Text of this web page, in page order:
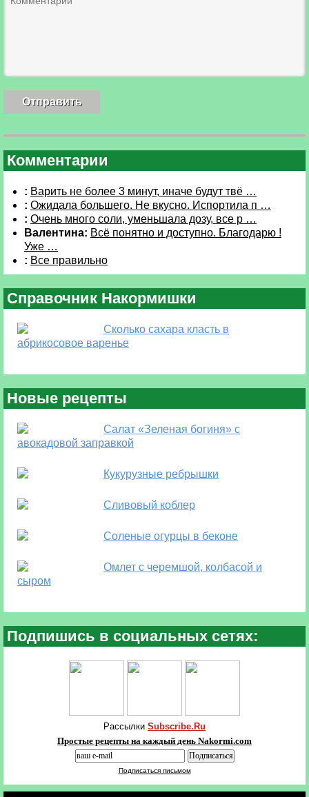
Комментарии
: Варить не более 3 минут, иначе будут твё …
: Ожидала большего. Не вкусно. Испортила п …
: Очень много соли, уменьшала дозу, все р …
Валентина: Всё понятно и доступно. Благодарю !
Уже …
: Все правильно
Справочник Накормишки
Сколько сахара класть в
абрикосовое варенье
Новые рецепты
Салат «Зеленая богиня» с
авокадовой заправкой
Кукурузные ребрышки
Сливовый коблер
Соленые огурцы в беконе
Омлет с черемшой, колбасой и
сыром
Подпишись в социальных сетях:
Рассылки Subscribe.Ru
Простые рецепты на каждый день Nakormi.com
Подписаться письмом